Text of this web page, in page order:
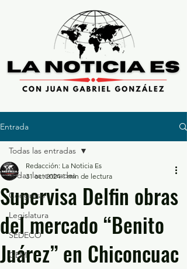
Entrada
Todas las entradas
Congreso
Legislatura
SEDECO
GEM
Todas las entradas
Supervisa Delfin obras
del mercado “Benito
Juárez” en Chiconcuac
Redacción: La Noticia Es
31 oct 2024 1 min de lectura